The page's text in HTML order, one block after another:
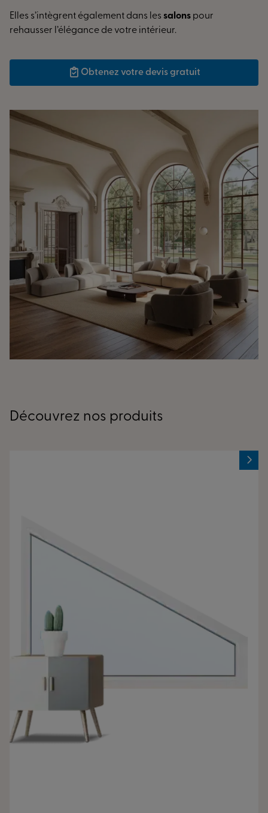
Elles s’intègrent également dans les salons pour
rehausser l’élégance de votre intérieur.
Obtenez votre devis gratuit
Découvrez nos produits